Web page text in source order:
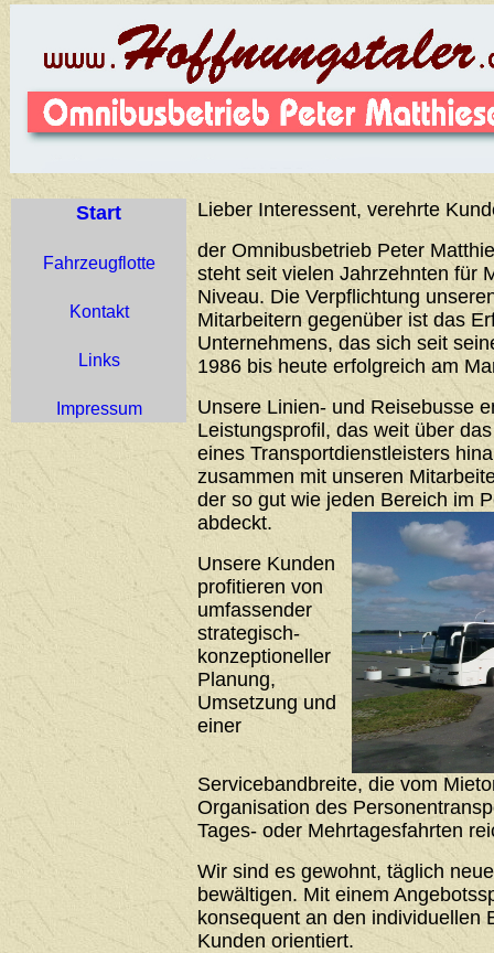
Start
Fahrzeugflotte
Kontakt
Links
Impressum
Lieber Interessent, verehrte
der Omnibusbetrieb Peter
steht seit vielen Jahrzehnten für
Niveau. Die Verpflichtung
Mitarbeitern gegenüber ist das
Unternehmens, das sich seit
1986 bis heute erfolgreich am
Unsere Linien- und Reisebusse
Leistungsprofil, das weit über
eines Transportdienstleisters
zusammen mit unseren
der so gut wie jeden Bereich im
abdeckt.
Unsere Kunden
profitieren von
umfassender
strategisch-
konzeptioneller
Planung,
Umsetzung und
einer
Servicebandbreite, die vom
Organisation des
Tages- oder Mehrtagesfahrten
Wir sind es gewohnt, täglich
bewältigen. Mit einem
konsequent an den individuellen
Kunden orientiert.